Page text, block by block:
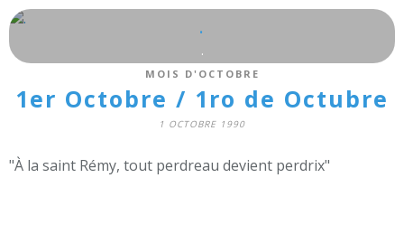
.
.
MOIS D'OCTOBRE
1er Octobre / 1ro de Octubre
1 OCTOBRE 1990
"À la saint Rémy, tout perdreau devient perdrix"